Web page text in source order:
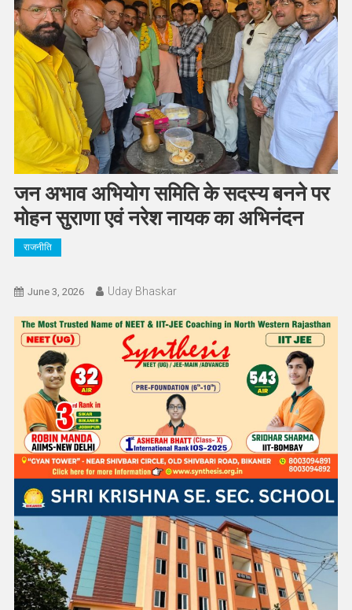
जन अभाव अभियोग समिति के सदस्य बनने पर
मोहन सुराणा एवं नरेश नायक का अभिनंदन
राजनीति
June 3, 2026 Uday Bhaskar